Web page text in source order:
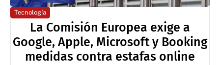
Tecnología
La Comisión Europea exige a
Google, Apple, Microsoft y Booking
medidas contra estafas online